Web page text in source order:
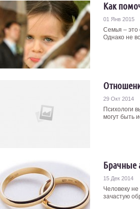
Как
01 Янв 2015
Семья – это
Однако не
29 Окт 2014
Психологи
могут быть
Брачные
15 Дек 2014
Человеку
зачастую